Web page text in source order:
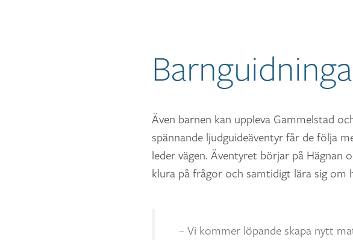
Även barnen kan uppleva Gammelstad
spännande ljudguideäventyr får de följa
leder vägen. Äventyret börjar på Hägnan
klura på frågor och samtidigt lära sig om
– Vi kommer löpande skapa nytt